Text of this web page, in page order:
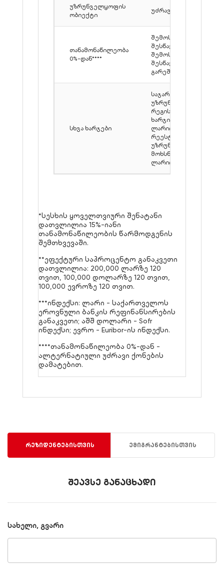
უზრუნველყოფის
ობიექტი
უძრავი ქონება
თანამონაწილეობა
0%-დან****
შემოსავლის
შესწავლით /
შემოსავლების
შესწავლის
გარეშე
სხვა ხარჯები
საჯარო რეესტრში
უზრუნველყოფის
რეგისტრაციის
ხარჯი: 158
ლარიდან; საჯარო
რეესტრის
უზრუნველყოფის
მოხსნის ხარჯი: 151
ლარიდან.
*სესხის ყოველთვიური შენატანი
დათვლილია 15%-იანი
თანამონაწილეობის წარმოდგენის
შემთხვევაში.
**ეფექტური საპროცენტო განაკვეთი
დათვლილია: 200,000 ლარზე 120
თვით, 100,000 დოლარზე 120 თვით,
100,000 ევროზე 120 თვით.
***ინდექსი: ლარი - საქართველოს
ეროვნული ბანკის რეფინანსირების
განაკვეთი; აშშ დოლარი - Sofr
ინდექსი; ევრო - Euribor-ის ინდექსი.
****თანამონაწილეობა 0%-დან -
ალტერნატიული უძრავი ქონების
დამატებით.
რეზიდენტებისთვის ემიგრანტებისთვის
შეავსე განაცხადი
სახელი, გვარი